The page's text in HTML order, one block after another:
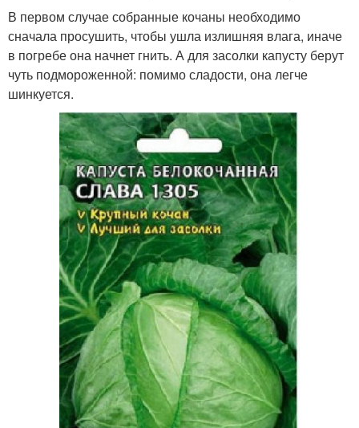
В первом случае собранные кочаны необходимо
сначала просушить, чтобы ушла излишняя влага, иначе
в погребе она начнет гнить. А для засолки капусту берут
чуть подмороженной: помимо сладости, она легче
шинкуется.